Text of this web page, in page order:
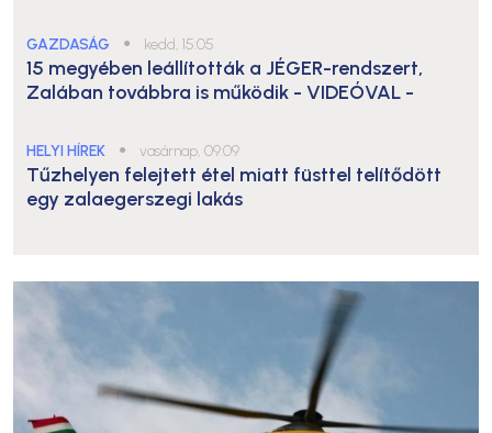
GAZDASÁG ● kedd, 15:05
15 megyében leállították a JÉGER-rendszert,
Zalában továbbra is működik - VIDEÓVAL -
HELYI HÍREK ● vasárnap, 09:09
Tűzhelyen felejtett étel miatt füsttel telítődött
egy zalaegerszegi lakás